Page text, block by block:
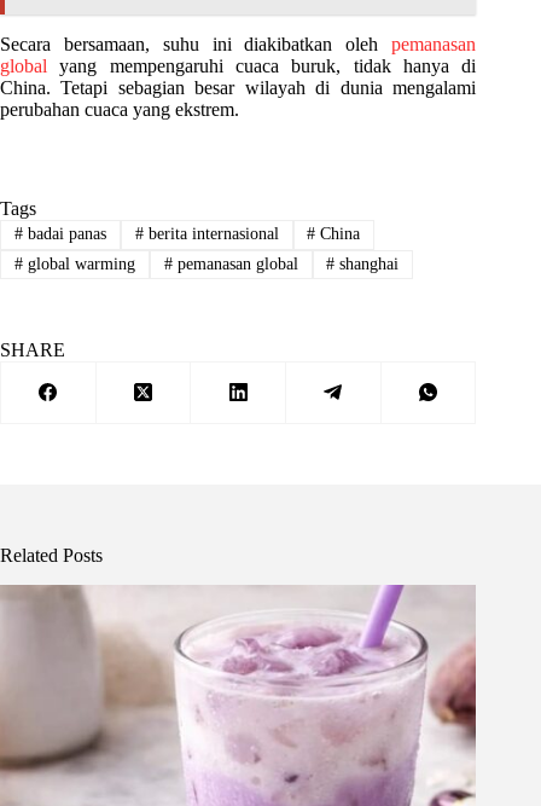
Secara bersamaan, suhu ini diakibatkan olehpemanasan
global yang mempengaruhi cuaca buruk, tidak hanya di
China. Tetapi sebagian besar wilayah di dunia mengalami
perubahan cuaca yang ekstrem.
Tags
#badai panas #berita internasional # China
#global warming #pemanasan global # shanghai
SHARE
Related Posts